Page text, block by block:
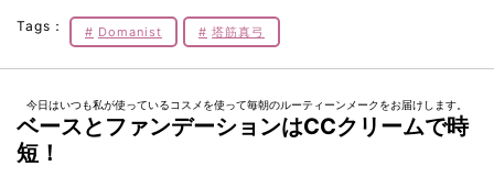
Tags： Domanist 塔筋真弓
今日はいつも私が使っているコスメを使って毎朝のルーティーンメークをお届けします。
ベースとファンデーションはCCクリームで時
短！